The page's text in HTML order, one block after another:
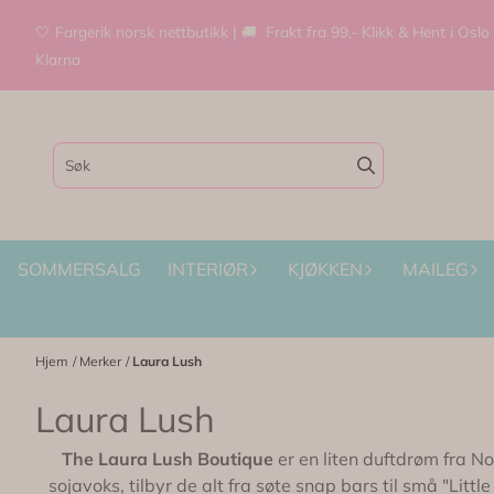
Hopp til innhold
🤍 Fargerik norsk nettbutikk | 🚚 Frakt fra 99,- Klikk & Hent i
Klarna
SOMMERSALG INTERIØR KJØKKEN MAILEG
Hjem / Merker / Laura Lush
Laura Lush
The Laura Lush Boutique er en liten duftdrøm fra
sojavoks, tilbyr de alt fra søte snap bars til små